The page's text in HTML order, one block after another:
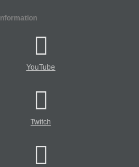
YouTube
Twitch